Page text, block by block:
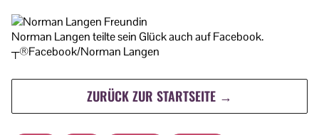
Norman Langen teilte sein Glück auch auf Facebook.
┬®Facebook/Norman Langen
ZURÜCK ZUR STARTSEITE →